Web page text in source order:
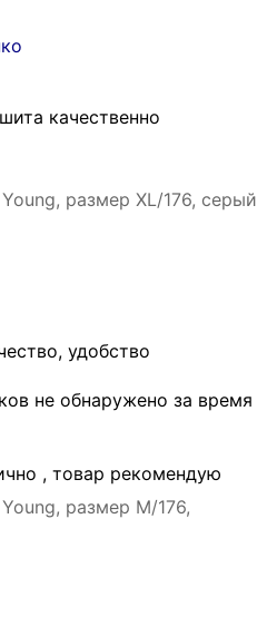
качественно
размер XL/176, серый
удобство
не обнаружено за время
, товар рекомендую
размер M/176,